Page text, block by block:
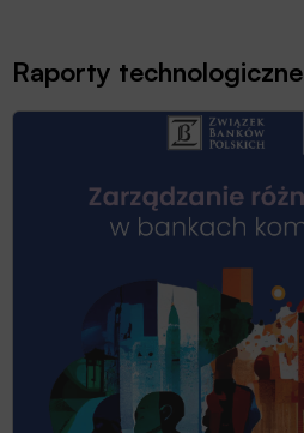
Raporty technologiczne